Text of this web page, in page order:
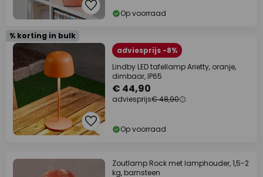
Op voorraad
% korting in bulk
adviesprijs -8%
Lindby LED tafellamp Arietty, oranje,
dimbaar, IP65
€ 44,90
adviesprijs€ 48,90
Op voorraad
Zoutlamp Rock met lamphouder, 1,5-2
kg, barnsteen